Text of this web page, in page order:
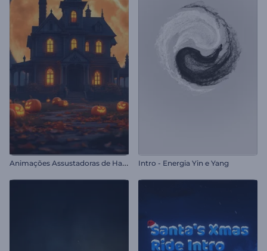
A
nimações Assustadoras de Halloween Intro - Energia Yin e Yang